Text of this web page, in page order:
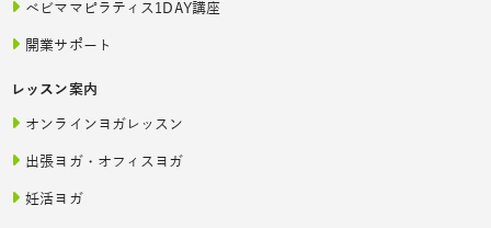
ベビママピラティス1DAY講座
開業サポート
レッスン案内
オンラインヨガレッスン
出張ヨガ・オフィスヨガ
妊活ヨガ